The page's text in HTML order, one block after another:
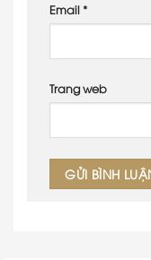
Email *
Trang web